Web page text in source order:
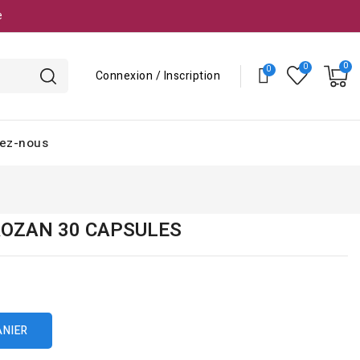
Connexion / Inscription
nous
30 CAPSULES